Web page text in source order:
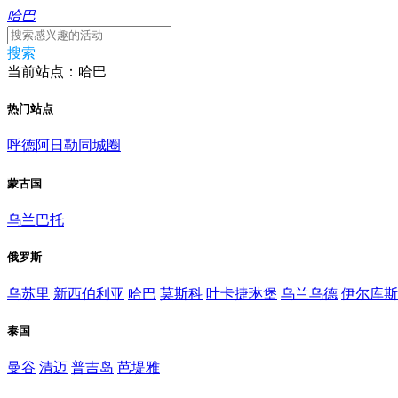
哈巴
搜索
当前站点：哈巴
热门站点
呼德阿日勒同城圈
蒙古国
乌兰巴托
俄罗斯
乌苏里 新西伯利亚 哈巴 莫斯科 叶卡捷琳堡 乌兰乌德 伊尔库
泰国
曼谷 清迈 普吉岛 芭堤雅